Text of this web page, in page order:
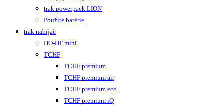
trak powerpack LION
Použité batérie
trak nabíjač
HO-HF mini
TCHF
TCHF premium
TCHF premium air
TCHF premium eco
TCHF premium iQ